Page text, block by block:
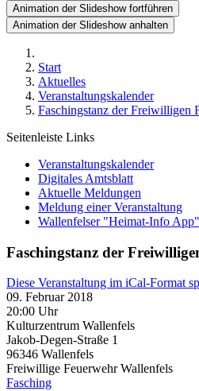
Animation der Slideshow fortführen
Animation der Slideshow anhalten
Start
Aktuelles
Veranstaltungskalender
Faschingstanz der Freiwilligen
Seitenleiste Links
Veranstaltungskalender
Digitales Amtsblatt
Aktuelle Meldungen
Meldung einer Veranstaltung
Wallenfelser "Heimat-Info App"
Faschingstanz der
Diese Veranstaltung im iCal-Format
09. Februar 2018
20:00 Uhr
Kulturzentrum Wallenfels
Jakob-Degen-Straße 1
96346 Wallenfels
Freiwillige Feuerwehr Wallenfels
Fasching